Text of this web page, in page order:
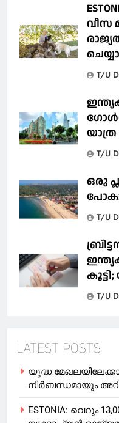
വീസ
T/U
യാത്ര
T/U
ഒരു
T/U
T/U
LATEST POSTS
യുദ്ധ
നിര്‍ബന്ധമായും
ESTONIA: വെറും